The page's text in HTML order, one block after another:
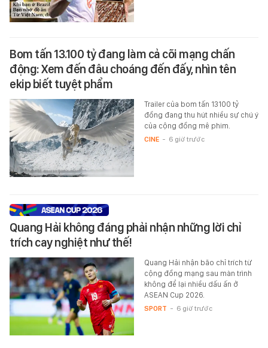
Bom tấn 13.100 tỷ đang làm cả cõi mạng chấn
động: Xem đến đâu choáng đến đấy, nhìn tên
ekip biết tuyệt phẩm
Trailer của bom tấn 13100 tỷ
đồng đang thu hút nhiều sự chú ý
của cộng đồng mê phim.
CINE - 6 giờ trước
Quang Hải không đáng phải nhận những lời chỉ
trích cay nghiệt như thế!
Quang Hải nhận bão chỉ trích từ
cộng đồng mạng sau màn trình
không để lại nhiều dấu ấn ở
ASEAN Cup 2026.
SPORT - 6 giờ trước